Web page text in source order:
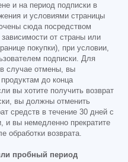
и на период подписки в
и условиями страницы
сюда посредством
от страны или
покупки), при условии,
подписки. Для
случае отмены, вы
до конца
вы хотите получить возврат
вы должны отменить
средств в течение 30 дней с
и вы немедленно прекратите
обработки возврата.
пробный период